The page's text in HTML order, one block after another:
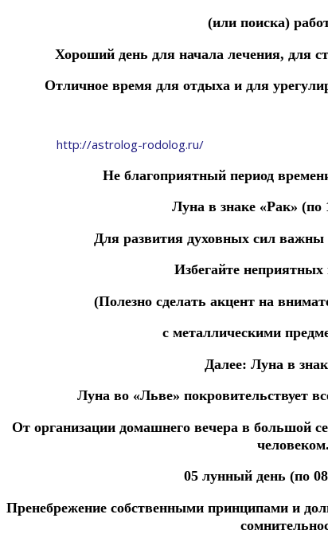
(или поиска)
Хороший день для начала лечения, для
Отличное время для отдыха и для
http://astrolog-rodolog.ru/
Не благоприятный период
Луна в знаке «Рак» (по
Для развития духовных сил
Избегайте неприятных
(Полезно сделать акцент на
с металлическими
Далее: Луна в
Луна во «Льве» покровительствует
От организации домашнего вечера в большой
человеком.
05 лунный день (по
Пренебрежение собственными принципами и